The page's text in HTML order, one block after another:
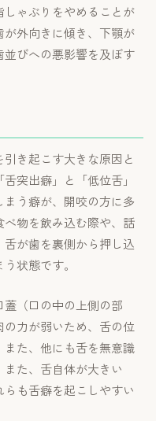
ゃぶりをやめることが
外向きに傾き、下顎が
びへの悪影響を及ぼす
き起こす大きな原因と
突出癖」と「低位舌」
う癖が、開咬の方に多
べ物を飲み込む際や、話
が歯を裏側から押し込
状態です。
（口の中の上側の部
力が弱いため、舌の位
た、他にも舌を無意識
た、舌自体が大きい
らも舌癖を起こしやすい